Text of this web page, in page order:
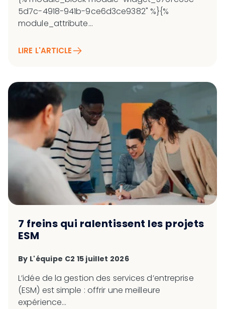
5d7c-4918-941b-9ce6d3ce9382" %}{%
module_attribute...
LIRE L'ARTICLE
7 freins qui ralentissent les projets
ESM
By L'équipe C2 15 juillet 2026
L’idée de la gestion des services d’entreprise
(ESM) est simple : offrir une meilleure
expérience...